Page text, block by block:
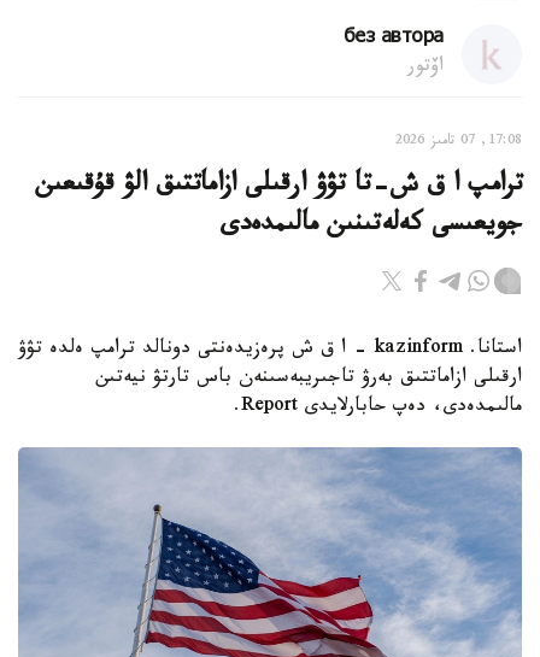
без автора
اۆتور
17:08, 07 تامىز 2026
ترامپ ا ق ش-تا تۋۋ ارقىلى ازاماتتىق الۋ قۇقىعىن
جويعىسى كەلەتىنىن مالىمدەدى
استانا. kazinform - ا ق ش پرەزيدەنتى دونالد ترامپ ەلدە تۋۋ
ارقىلى ازاماتتىق بەرۋ تاجىريبەسىنەن باس تارتۋ نيەتىن
مالىمدەدى، دەپ حابارلايدى Report.